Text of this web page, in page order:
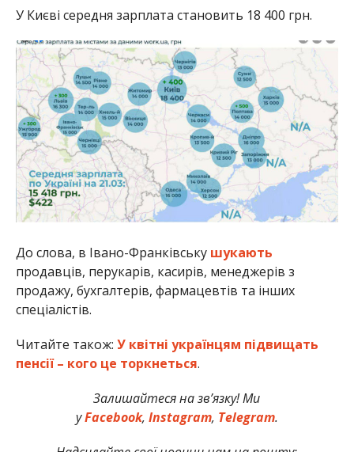
У Києві середня зарплата становить 18 400 грн.
До слова, в Івано-Франківську шукають
продавців, перукарів, касирів, менеджерів з
продажу, бухгалтерів, фармацевтів та інших
спеціалістів.
Читайте також: У квітні українцям підвищать
пенсії – кого це торкнеться.
Залишайтеся на зв’язку! Ми
уFacebook, Instagram, Telegram.